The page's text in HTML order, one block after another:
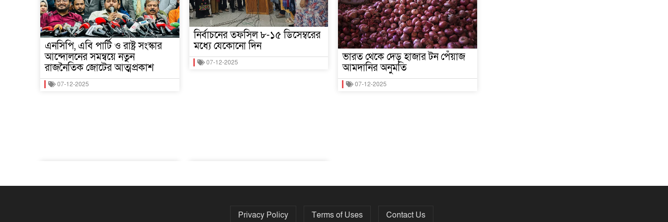
এনসিপি, এবি পার্টি ও রাষ্ট্র সংস্কার
আন্দোলনের সমন্বয়ে নতুন
রাজনৈতিক জোটের আত্মপ্রকাশ
07-12-2025
নির্বাচনের তফসিল ৮-১৫ ডিসেম্বরের
মধ্যে যেকোনো দিন
07-12-2025
ভারত থেকে দেড় হাজার টন পেঁয়াজ
আমদানির অনুমতি
07-12-2025
Privacy Policy Terms of Uses Contact Us